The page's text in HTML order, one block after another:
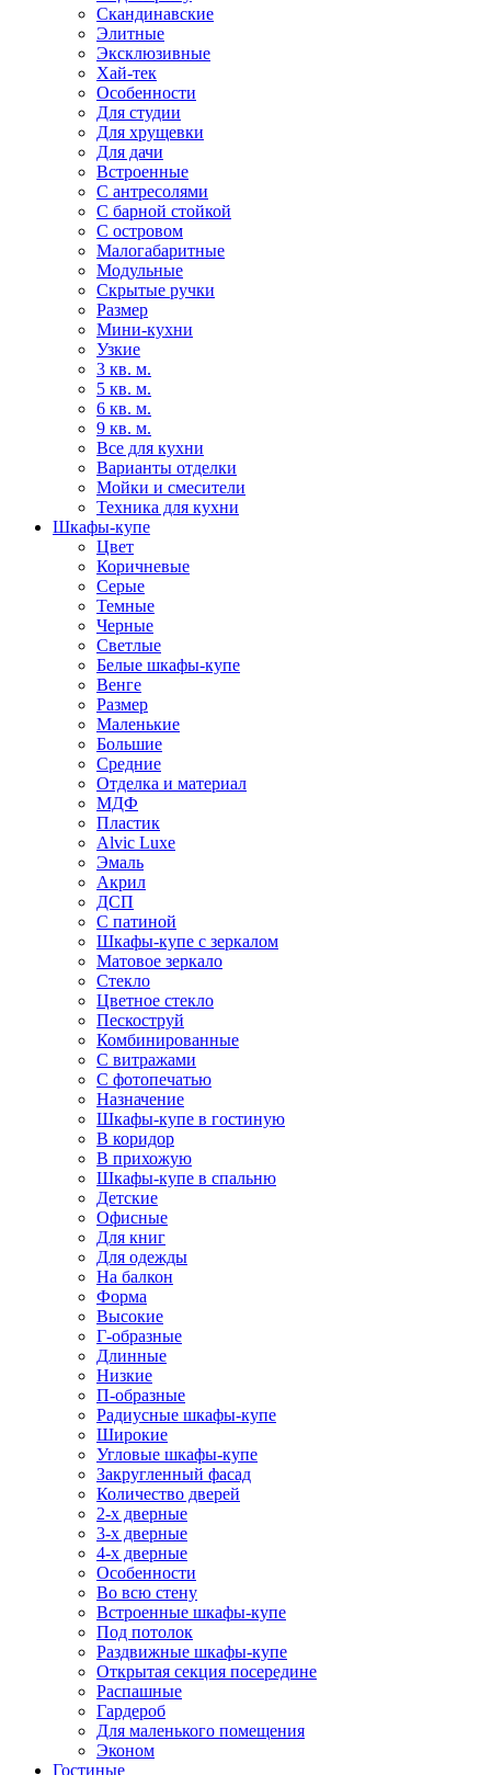
Скандинавские
Элитные
Эксклюзивные
Хай-тек
Особенности
Для студии
Для хрущевки
Для дачи
Встроенные
С антресолями
С барной стойкой
С островом
Малогабаритные
Модульные
Скрытые ручки
Размер
Мини-кухни
Узкие
3 кв. м.
5 кв. м.
6 кв. м.
9 кв. м.
Все для кухни
Варианты отделки
Мойки и смесители
Техника для кухни
Шкафы-купе
Цвет
Коричневые
Серые
Темные
Черные
Светлые
Белые шкафы-купе
Венге
Размер
Маленькие
Большие
Средние
Отделка и материал
МДФ
Пластик
Alvic Luxe
Эмаль
Акрил
ДСП
С патиной
Шкафы-купе с зеркалом
Матовое зеркало
Стекло
Цветное стекло
Пескоструй
Комбинированные
С витражами
С фотопечатью
Назначение
Шкафы-купе в гостиную
В коридор
В прихожую
Шкафы-купе в спальню
Детские
Офисные
Для книг
Для одежды
На балкон
Форма
Высокие
Г-образные
Длинные
Низкие
П-образные
Радиусные шкафы-купе
Широкие
Угловые шкафы-купе
Закругленный фасад
Количество дверей
2-х дверные
3-х дверные
4-х дверные
Особенности
Во всю стену
Встроенные шкафы-купе
Под потолок
Раздвижные шкафы-купе
Открытая секция посередине
Распашные
Гардероб
Для маленького помещения
Эконом
Гостиные